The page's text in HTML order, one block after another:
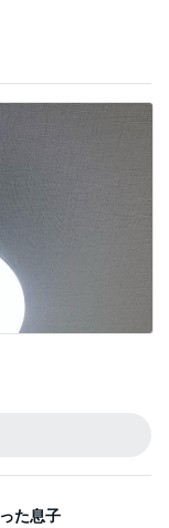
た息子